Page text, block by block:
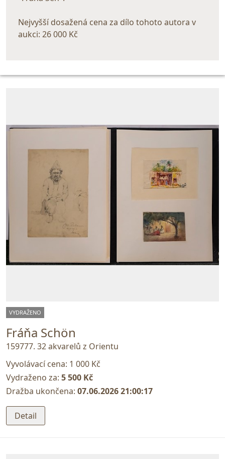
Nejvyšší dosažená cena za dílo tohoto autora v
aukci: 26 000 Kč
VYDRAŽENO
Fráňa Schön
159777. 32 akvarelů z Orientu
Vyvolávací cena: 1 000 Kč
Vydraženo za: 5 500 Kč
Dražba ukončena: 07.06.2026 21:00:17
Detail